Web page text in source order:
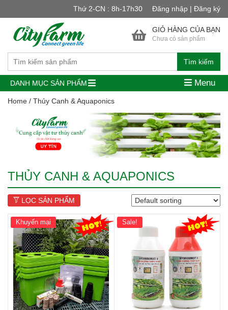
Thứ 2-CN : 8h-17h30 Đăng nhập | Đăng ký
Tìm kiếm
GIỎ HÀNG CỦA BẠN
Chưa có sản phẩm
DANH MỤC SẢN PHẨM Menu
Home / Thủy Canh & Aquaponics
THỦY CANH & AQUAPONICS
LỌC SẢN PHẨM
Khuyến mại Sale!